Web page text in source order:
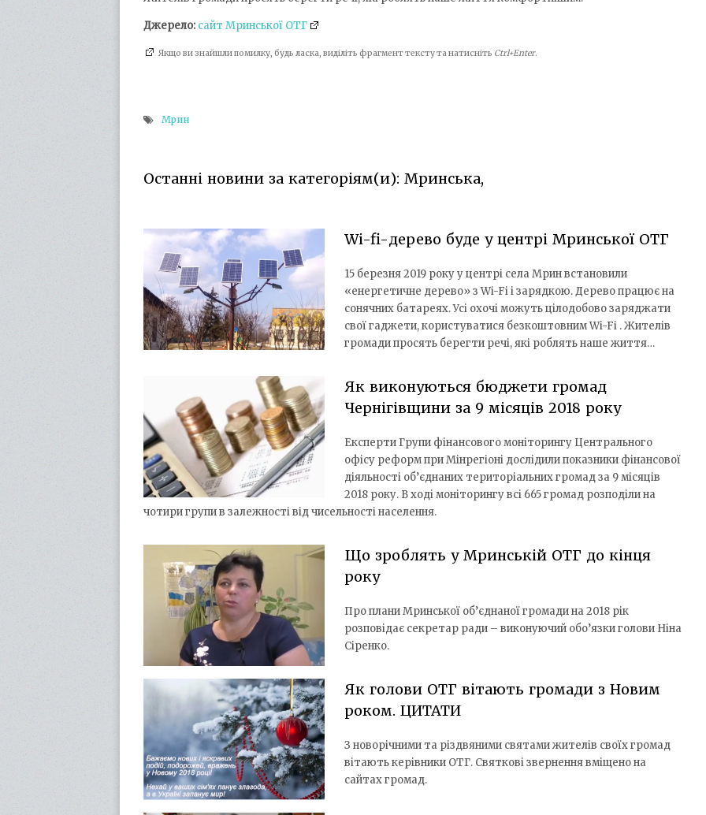
Джерело: сайт Мринської ОТГ
Якщо ви знайшли помилку, будь ласка, виділіть фрагмент тексту та натисніть Ctrl+Enter.
Мрин
Останні новини за категоріям(и): Мринська,
Wi-fi-дерево буде у центрі Мринської ОТГ
15 березня 2019 року у центрі села Мрин встановили
«енергетичне дерево» з Wi-Fi і зарядкою. Дерево працює на
сонячних батареях. Усі охочі можуть цілодобово заряджати
свої гаджети, користуватися безкоштовним Wi-Fi . Жителів
громади просять берегти речі, які роблять наше життя…
Як виконуються бюджети громад
Чернігівщини за 9 місяців 2018 року
Експерти Групи фінансового моніторингу Центрального
офісу реформ при Мінрегіоні дослідили показники фінансової
діяльності об’єднаних територіальних громад за 9 місяців
2018 року. В ході моніторингу всі 665 громад розподіли на
чотири групи в залежності від чисельності населення.
Що зроблять у Мринській ОТГ до кінця
року
Про плани Мринської об’єднаної громади на 2018 рік
розповідає секретар ради – виконуючий обо’язки голови Ніна
Сіренко.
Як голови ОТГ вітають громади з Новим
роком. ЦИТАТИ
З новорічними та різдвяними святами жителів своїх громад
вітають керівники ОТГ. Святкові звернення вміщено на
сайтах громад.